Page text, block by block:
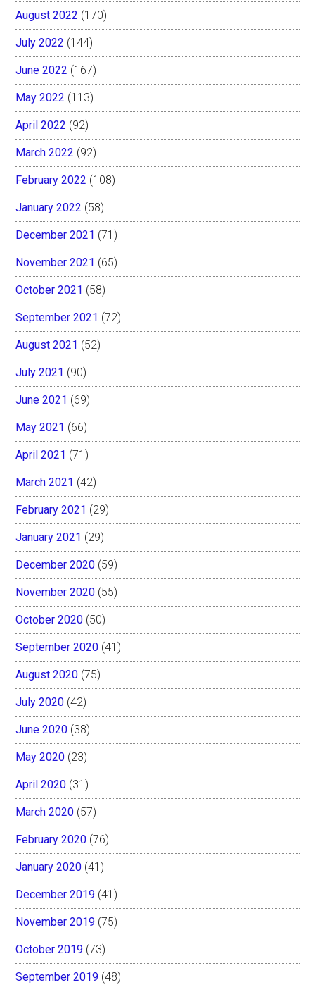
August 2022 (170)
July 2022 (144)
June 2022 (167)
May 2022 (113)
April 2022 (92)
March 2022 (92)
February 2022 (108)
January 2022 (58)
December 2021 (71)
November 2021 (65)
October 2021 (58)
September 2021 (72)
August 2021 (52)
July 2021 (90)
June 2021 (69)
May 2021 (66)
April 2021 (71)
March 2021 (42)
February 2021 (29)
January 2021 (29)
December 2020 (59)
November 2020 (55)
October 2020 (50)
September 2020 (41)
August 2020 (75)
July 2020 (42)
June 2020 (38)
May 2020 (23)
April 2020 (31)
March 2020 (57)
February 2020 (76)
January 2020 (41)
December 2019 (41)
November 2019 (75)
October 2019 (73)
September 2019 (48)